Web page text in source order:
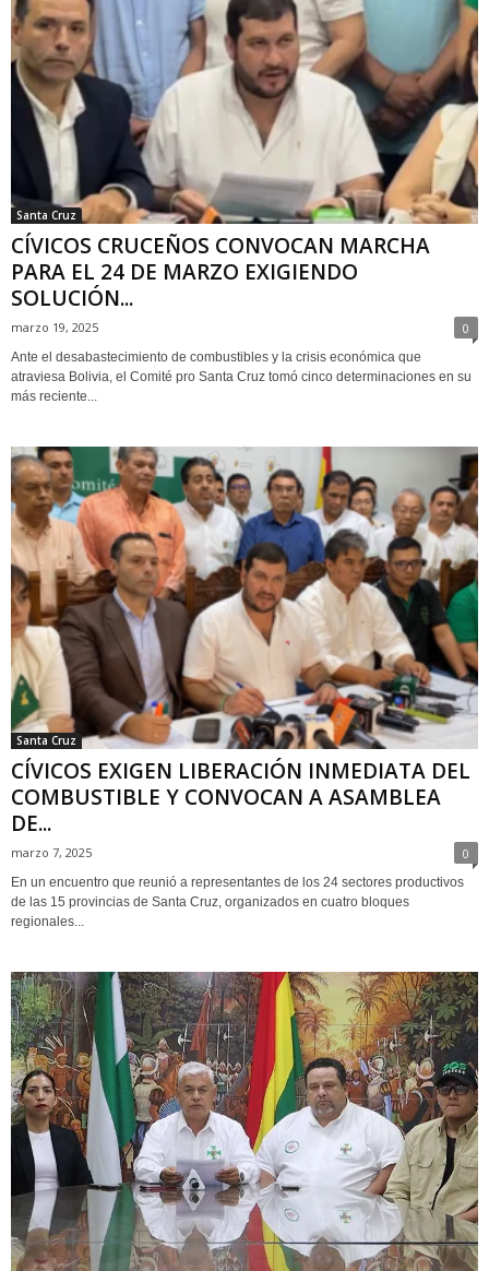
Santa Cruz
CÍVICOS CRUCEÑOS CONVOCAN MARCHA
PARA EL 24 DE MARZO EXIGIENDO
SOLUCIÓN...
marzo 19, 2025 0
Ante el desabastecimiento de combustibles y la crisis económica que
atraviesa Bolivia, el Comité pro Santa Cruz tomó cinco determinaciones en su
más reciente...
Santa Cruz
CÍVICOS EXIGEN LIBERACIÓN INMEDIATA DEL
COMBUSTIBLE Y CONVOCAN A ASAMBLEA
DE...
marzo 7, 2025 0
En un encuentro que reunió a representantes de los 24 sectores productivos
de las 15 provincias de Santa Cruz, organizados en cuatro bloques
regionales...